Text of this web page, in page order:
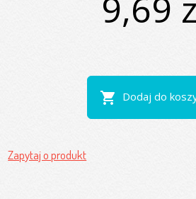
shopping_cart Dodaj do
Zapytaj o produkt